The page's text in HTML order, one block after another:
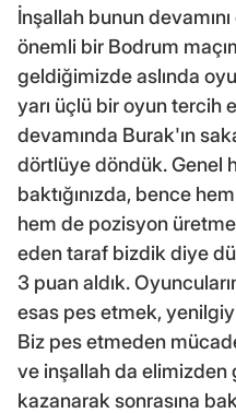
İnşallah bunun
önemli bir Bodrum
geldiğimizde aslında
yarı üçlü bir oyun tercih
devamında Burak'ın
dörtlüye döndük. Genel
baktığınızda, bence
hem de pozisyon
eden taraf bizdik diye
3 puan aldık.
esas pes etmek,
Biz pes etmeden
ve inşallah da
kazanarak sonrasına